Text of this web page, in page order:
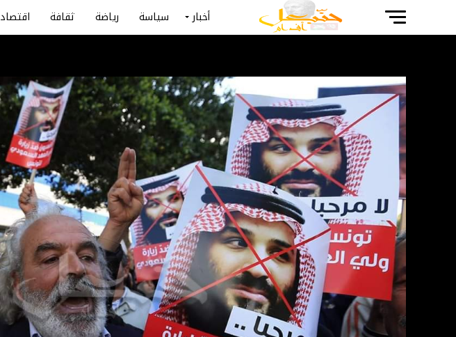
أخبار سياسة رياضة ثقافة اقتصاد